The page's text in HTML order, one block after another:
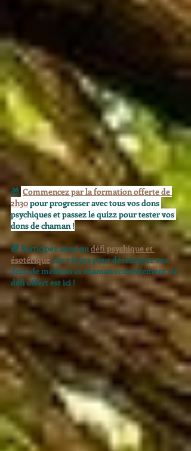
🎁 Commencez par la formation offerte de
2h30 pour progresser avec tous vos dons
psychiques et passez le quizz pour tester vos
dons de chaman !
🎁 Participez aussi au défi psychique et
ésotérique sur 7 jours pour développer vos
dons de médium et chaman concrètement : le
défi offert est ici !